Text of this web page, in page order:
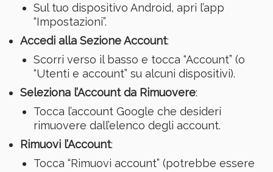
Sul tuo dispositivo Android, apri l’app
“Impostazioni”.
Accedi alla Sezione Account:
Scorri verso il basso e tocca “Account” (o
“Utenti e account” su alcuni dispositivi).
Seleziona l’Account da Rimuovere:
Tocca l’account Google che desideri
rimuovere dall’elenco degli account.
Rimuovi l’Account:
Tocca “Rimuovi account” (potrebbe essere